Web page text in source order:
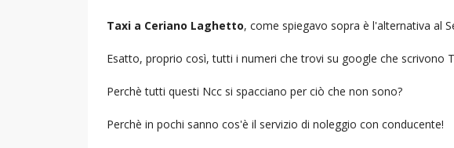
Taxi a Ceriano Laghetto, come spiegavo sopra è l'alternativa al
Esatto, proprio così, tutti i numeri che trovi su google che scrivono
Perchè tutti questi Ncc si spacciano per ciò che non sono?
Perchè in pochi sanno cos'è il servizio di noleggio con conducente!